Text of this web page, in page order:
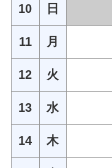
10 日
11 月
12 火
13 水
14 木